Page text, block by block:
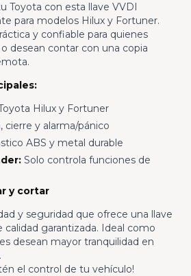
Toyota con esta llave VVDI
para modelos Hilux y Fortuner.
y confiable para quienes
desean contar con una copia
Hilux y Fortuner
cierre y alarma/pánico
ABS y metal durable
Solo controla funciones de
y cortar
y seguridad que ofrece una llave
calidad garantizada. Ideal como
desean mayor tranquilidad en
el control de tu vehículo!